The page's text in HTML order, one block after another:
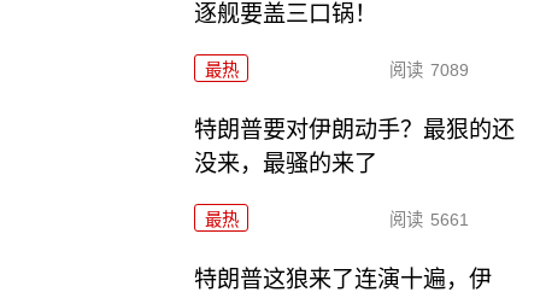
逐舰要盖三口锅！
最热 阅读 7089
特朗普要对伊朗动手？最狠的还
没来，最骚的来了
最热 阅读 5661
特朗普这狼来了连演十遍，伊